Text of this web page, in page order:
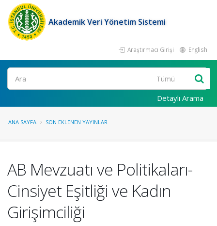
Akademik Veri Yönetim Sistemi
Araştırmacı Girişi English
Ara
Detaylı Arama
ANA SAYFA SON EKLENEN YAYINLAR
AB Mevzuatı ve Politikaları-
Cinsiyet Eşitliği ve Kadın
Girişimciliği